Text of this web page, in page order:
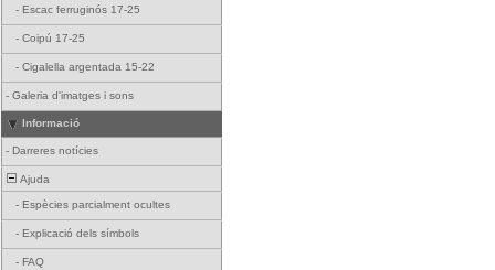
- Escac ferruginós 17-25
- Coipú 17-25
- Cigalella argentada 15-22
- Galeria d'imatges i sons
Informació
- Darreres notícies
Ajuda
- Espècies parcialment ocultes
- Explicació dels símbols
- FAQ